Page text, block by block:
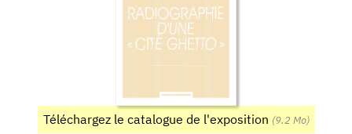
Téléchargez le catalogue de l'exposition (9.2 Mo)